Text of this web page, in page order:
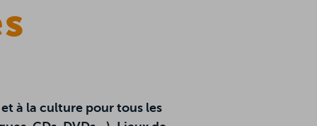
à la culture pour tous les